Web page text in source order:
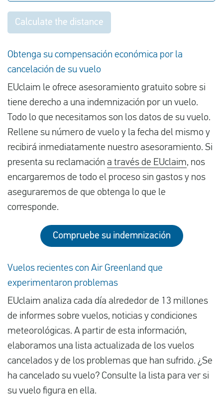
Calculate the distance
Obtenga su compensación económica por la
cancelación de su vuelo
EUclaim le ofrece asesoramiento gratuito sobre si
tiene derecho a una indemnización por un vuelo.
Todo lo que necesitamos son los datos de su vuelo.
Rellene su número de vuelo y la fecha del mismo y
recibirá inmediatamente nuestro asesoramiento. Si
presenta su reclamación a través de EUclaim, nos
encargaremos de todo el proceso sin gastos y nos
aseguraremos de que obtenga lo que le
corresponde.
Compruebe su indemnización
Vuelos recientes con Air Greenland que
experimentaron problemas
EUclaim analiza cada día alrededor de 13 millones
de informes sobre vuelos, noticias y condiciones
meteorológicas. A partir de esta información,
elaboramos una lista actualizada de los vuelos
cancelados y de los problemas que han sufrido. ¿Se
ha cancelado su vuelo? Consulte la lista para ver si
su vuelo figura en ella.